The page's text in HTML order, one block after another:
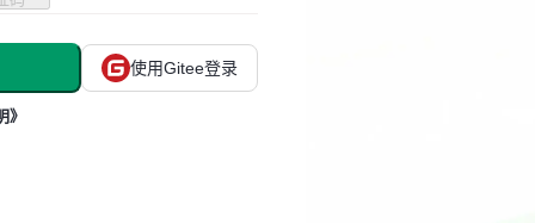
使用Gitee登录
》